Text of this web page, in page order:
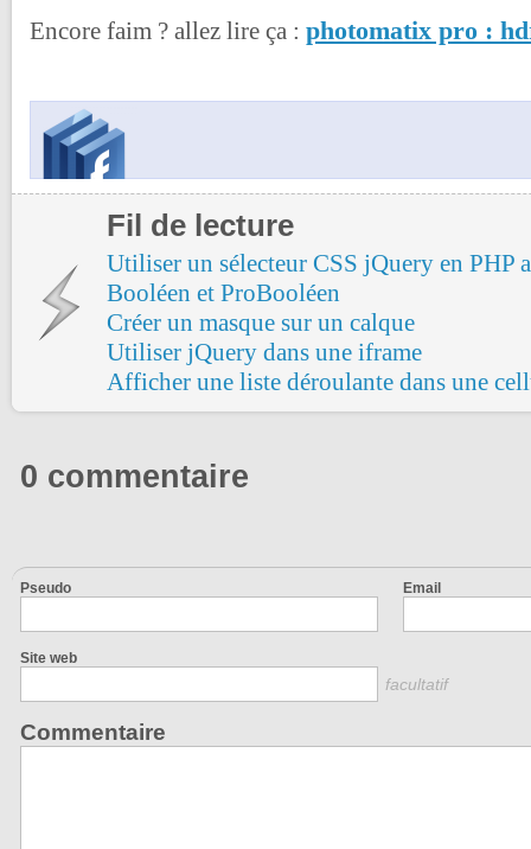
Encore faim ? allez lire ça : photomatix pro :
Fil de lecture
Utiliser un sélecteur CSS jQuery en PHP
Booléen et ProBooléen
Créer un masque sur un calque
Utiliser jQuery dans une iframe
Afficher une liste déroulante dans une
0 commentaire
Pseudo Email
Site web
facultatif
Commentaire